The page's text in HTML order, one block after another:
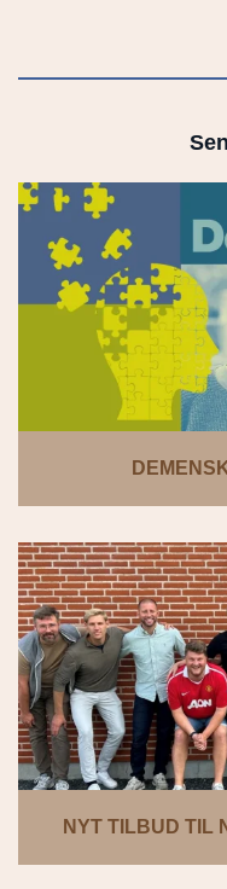
NYT TILBUD TIL